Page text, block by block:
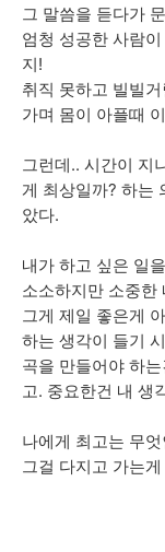
그 말씀을 듣다가
엄청 성공한 사람
지!
취직 못하고 빌빌
가며 몸이 아플때
그런데.. 시간이 지
게 최상일까? 하는
았다.
내가 하고 싶은 일
소소하지만 소중한
그게 제일 좋은게
하는 생각이 들기
곡을 만들어야 하
고. 중요한건 내 생
나에게 최고는 무
그걸 다지고 가는